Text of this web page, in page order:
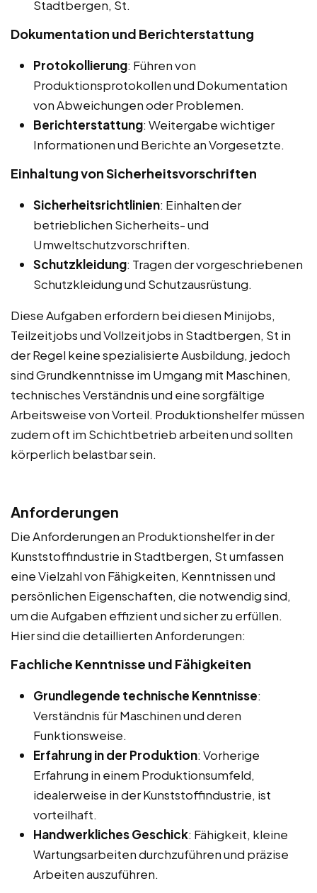
Stadtbergen, St.
Dokumentation und Berichterstattung
Protokollierung: Führen von
Produktionsprotokollen und Dokumentation
von Abweichungen oder Problemen.
Berichterstattung: Weitergabe wichtiger
Informationen und Berichte an Vorgesetzte.
Einhaltung von Sicherheitsvorschriften
Sicherheitsrichtlinien: Einhalten der
betrieblichen Sicherheits- und
Umweltschutzvorschriften.
Schutzkleidung: Tragen der vorgeschriebenen
Schutzkleidung und Schutzausrüstung.
Diese Aufgaben erfordern bei diesen Minijobs,
Teilzeitjobs und Vollzeitjobs in Stadtbergen, St in
der Regel keine spezialisierte Ausbildung, jedoch
sind Grundkenntnisse im Umgang mit Maschinen,
technisches Verständnis und eine sorgfältige
Arbeitsweise von Vorteil. Produktionshelfer müssen
zudem oft im Schichtbetrieb arbeiten und sollten
körperlich belastbar sein.
Anforderungen
Die Anforderungen an Produktionshelfer in der
Kunststoffindustrie in Stadtbergen, St umfassen
eine Vielzahl von Fähigkeiten, Kenntnissen und
persönlichen Eigenschaften, die notwendig sind,
um die Aufgaben effizient und sicher zu erfüllen.
Hier sind die detaillierten Anforderungen:
Fachliche Kenntnisse und Fähigkeiten
Grundlegende technische Kenntnisse:
Verständnis für Maschinen und deren
Funktionsweise.
Erfahrung in der Produktion: Vorherige
Erfahrung in einem Produktionsumfeld,
idealerweise in der Kunststoffindustrie, ist
vorteilhaft.
Handwerkliches Geschick: Fähigkeit, kleine
Wartungsarbeiten durchzuführen und präzise
Arbeiten auszuführen.